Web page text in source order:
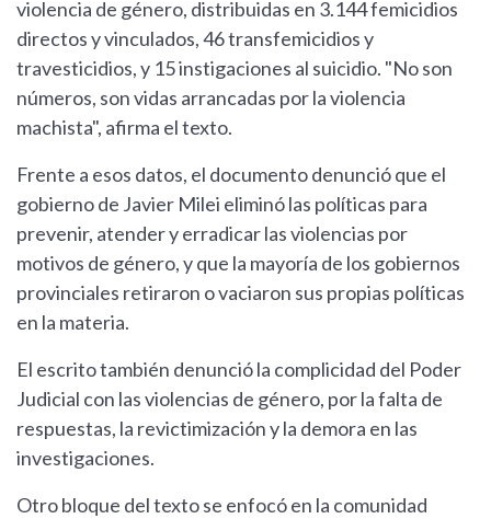
violencia de género, distribuidas en 3.144 femicidios
directos y vinculados, 46 transfemicidios y
travesticidios, y 15 instigaciones al suicidio. "No son
números, son vidas arrancadas por la violencia
machista", afirma el texto.
Frente a esos datos, el documento denunció que el
gobierno de Javier Milei eliminó las políticas para
prevenir, atender y erradicar las violencias por
motivos de género, y que la mayoría de los gobiernos
provinciales retiraron o vaciaron sus propias políticas
en la materia.
El escrito también denunció la complicidad del Poder
Judicial con las violencias de género, por la falta de
respuestas, la revictimización y la demora en las
investigaciones.
Otro bloque del texto se enfocó en la comunidad